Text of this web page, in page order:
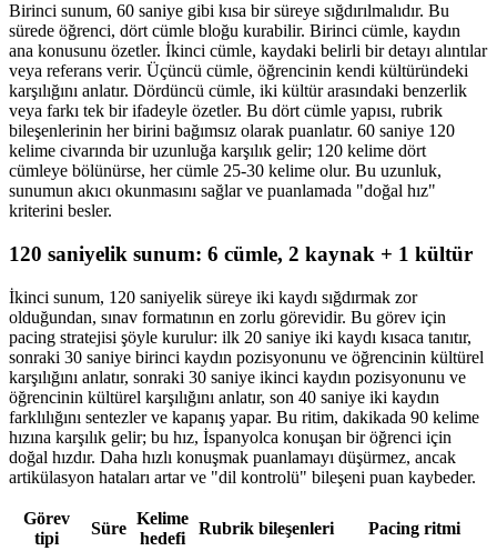
Birinci sunum, 60 saniye gibi kısa bir süreye sığdırılmalıdır. Bu
sürede öğrenci, dört cümle bloğu kurabilir. Birinci cümle, kaydın
ana konusunu özetler. İkinci cümle, kaydaki belirli bir detayı alıntılar
veya referans verir. Üçüncü cümle, öğrencinin kendi kültüründeki
karşılığını anlatır. Dördüncü cümle, iki kültür arasındaki benzerlik
veya farkı tek bir ifadeyle özetler. Bu dört cümle yapısı, rubrik
bileşenlerinin her birini bağımsız olarak puanlatır. 60 saniye 120
kelime civarında bir uzunluğa karşılık gelir; 120 kelime dört
cümleye bölünürse, her cümle 25-30 kelime olur. Bu uzunluk,
sunumun akıcı okunmasını sağlar ve puanlamada "doğal hız"
kriterini besler.
120 saniyelik sunum: 6 cümle, 2 kaynak + 1 kültür
İkinci sunum, 120 saniyelik süreye iki kaydı sığdırmak zor
olduğundan, sınav formatının en zorlu görevidir. Bu görev için
pacing stratejisi şöyle kurulur: ilk 20 saniye iki kaydı kısaca tanıtır,
sonraki 30 saniye birinci kaydın pozisyonunu ve öğrencinin kültürel
karşılığını anlatır, sonraki 30 saniye ikinci kaydın pozisyonunu ve
öğrencinin kültürel karşılığını anlatır, son 40 saniye iki kaydın
farklılığını sentezler ve kapanış yapar. Bu ritim, dakikada 90 kelime
hızına karşılık gelir; bu hız, İspanyolca konuşan bir öğrenci için
doğal hızdır. Daha hızlı konuşmak puanlamayı düşürmez, ancak
artikülasyon hataları artar ve "dil kontrolü" bileşeni puan kaybeder.
Görev
tipi
Süre
Kelime
hedefi
Rubrik bileşenleri
Pacing ritmi